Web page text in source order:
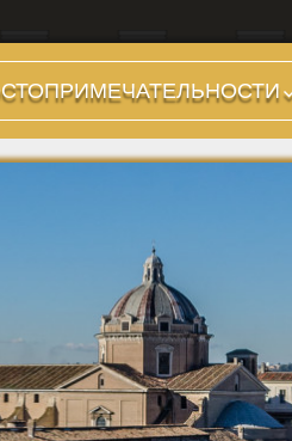
и остров.
Термы
храмы,
etc.